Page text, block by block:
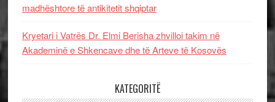
madhështore të antikitetit shqiptar
Kryetari i Vatrës Dr. Elmi Berisha zhvilloi takim në
Akademinë e Shkencave dhe të Arteve të Kosovës
KATEGORITË